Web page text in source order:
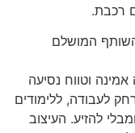
רכבת.
המושלם
אמינה וטווח נסיעה
לעבודה, ללימודים
להזיע. העיצוב